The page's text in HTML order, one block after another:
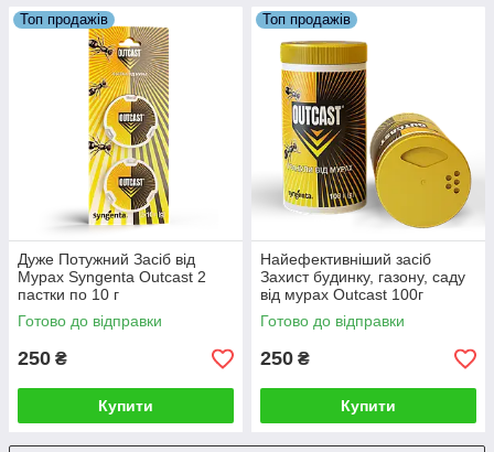
Топ продажів
Дуже Потужний Засіб від
Мурах Syngenta Outcast 2
пастки по 10 г
Готово до відправки
250 ₴
Купити
Топ продажів
Найефективніший засіб
Захист будинку, газону, саду
від мурах Outcast 100г
Гранули Syngenta
Готово до відправки
250 ₴
Купити